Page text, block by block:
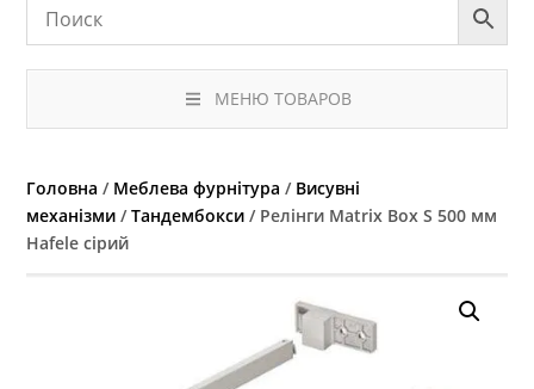
МЕНЮ ТОВАРОВ
Головна / Меблева фурнітура / Висувні
механізми /Тандембокси / Релінги Matrix Box S 500 мм
Hafele сірий